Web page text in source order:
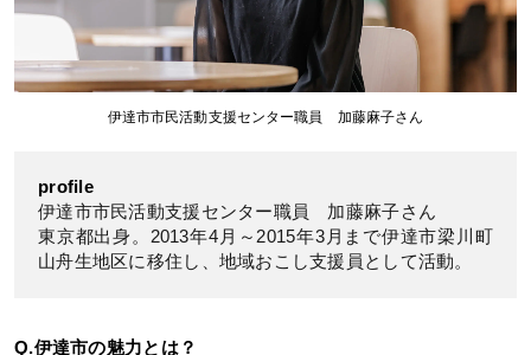
伊達市市民活動支援センター職員 加藤麻子さん
profile
伊達市市民活動支援センター職員 加藤麻子さん
東京都出身。2013年4月～2015年3月まで伊達市梁川町
山舟生地区に移住し、地域おこし支援員として活動。
Q.伊達市の魅力とは？